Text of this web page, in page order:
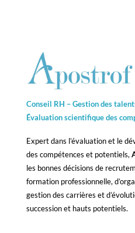
Conseil RH – Gestion des
Évaluation scientifique des
Expert dans l’évaluation et le
des compétences et potentiels,
les bonnes décisions de
formation professionnelle,
gestion des carrières et
succession et hauts potentiels.